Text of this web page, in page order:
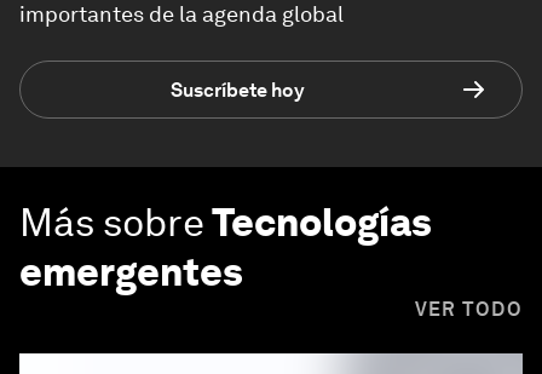
importantes de la agenda global
Suscríbete hoy
Más sobreTecnologías
emergentes
VER TODO